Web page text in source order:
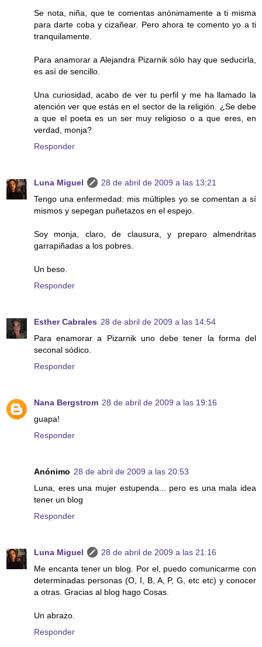
Se nota, niña, que te comentas anónimamente a ti misma
para darte coba y cizañear. Pero ahora te comento yo a ti
tranquilamente.
Para anamorar a Alejandra Pizarnik sólo hay que seducirla,
es así de sencillo.
Una curiosidad, acabo de ver tu perfil y me ha llamado la
atención ver que estás en el sector de la religión. ¿Se debe
a que el poeta es un ser muy religioso o a que eres, en
verdad, monja?
Responder
Luna Miguel
28 de abril de 2009 a las 13:21
Tengo una enfermedad: mis múltiples yo se comentan a sí
mismos y sepegan puñetazos en el espejo.
Soy monja, claro, de clausura, y preparo almendritas
garrapiñadas a los pobres.
Un beso.
Responder
Esther Cabrales 28 de abril de 2009 a las 14:54
Para enamorar a Pizarnik uno debe tener la forma del
seconal sódico.
Responder
Nana Bergstrom 28 de abril de 2009 a las 19:16
guapa!
Responder
Anónimo 28 de abril de 2009 a las 20:53
Luna, eres una mujer estupenda... pero es una mala idea
tener un blog
Responder
Luna Miguel
28 de abril de 2009 a las 21:16
Me encanta tener un blog. Por el, puedo comunicarme con
determinadas personas (O, I, B, A, P, G, etc etc) y conocer
a otras. Gracias al blog hago Cosas.
Un abrazo.
Responder